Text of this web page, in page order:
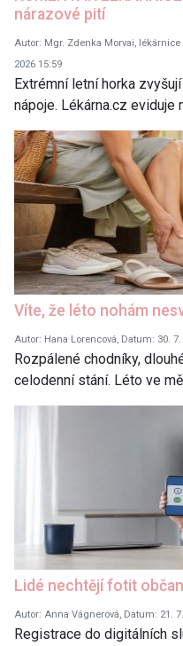
nárazové pití
Autor: Mgr. Zdenka Morvai,
2026 15:59
Extrémní letní horka
nápoje. Lékárna.cz eviduje
Víte, že léto nohám
Autor: Hana Lorencová, Datum: 30. 7.
Rozpálené chodníky,
celodenní stání. Léto ve
Lidé nechtějí fotit
Autor: Anna Vágnerová, Datum: 21.
Registrace do digitálních